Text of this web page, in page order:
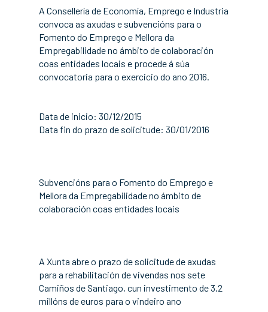
A Consellería de Economía, Emprego e Industria
convoca as axudas e subvencións para o
Fomento do Emprego e Mellora da
Empregabilidade no ámbito de colaboración
coas entidades locais e procede á súa
convocatoria para o exercicio do ano 2016.
Data de inicio: 30/12/2015
Data fin do prazo de solicitude: 30/01/2016
Subvencións para o Fomento do Emprego e
Mellora da Empregabilidade no ámbito de
colaboración coas entidades locais
A Xunta abre o prazo de solicitude de axudas
para a rehabilitación de vivendas nos sete
Camiños de Santiago, cun investimento de 3,2
millóns de euros para o vindeiro ano